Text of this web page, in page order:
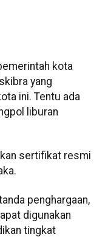
kota
yang
ini. Tentu ada
liburan
sertifikat resmi
penghargaan,
digunakan
tingkat